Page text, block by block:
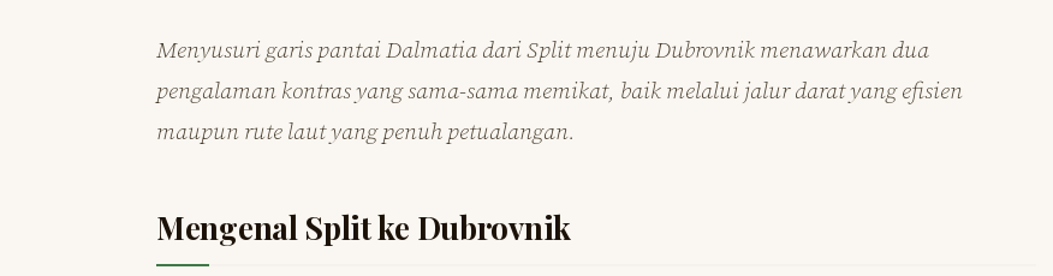
Menyusuri garis pantai Dalmatia dari Split menuju Dubrovnik menawarkan dua
pengalaman kontras yang sama-sama memikat, baik melalui jalur darat yang efisien
maupun rute laut yang penuh petualangan.
Mengenal Split ke Dubrovnik